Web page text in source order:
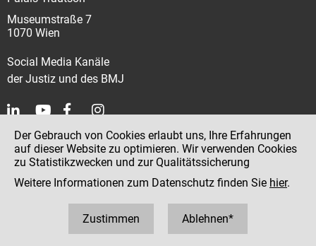
Museumstraße 7
1070 Wien
Social Media Kanäle
der Justiz und des BMJ
Kontakt
Impressum
Datenschutz
Hinweisgeber:innenplattform (für Mitarbeiter:innen)
Der Gebrauch von Cookies erlaubt uns, Ihre Erfahrungen
auf dieser Website zu optimieren. Wir verwenden Cookies
zu Statistikzwecken und zur Qualitätssicherung
Weitere Informationen zum Datenschutz finden Sie hier.
Zustimmen Ablehnen*